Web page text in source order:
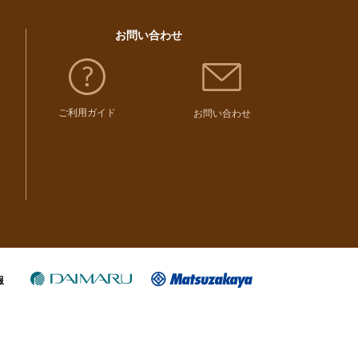
お問い合わせ
ご利用ガイド お問い合わせ